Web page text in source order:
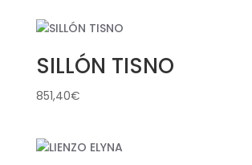
SILLÓN TISNO
851,40€